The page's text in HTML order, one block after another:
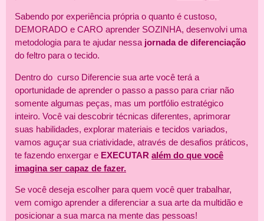
Sabendo por experiência própria o quanto é custoso,
DEMORADO e CARO aprender SOZINHA, desenvolvi uma
metodologia para te ajudar nessa jornada de diferenciação
do feltro para o tecido.
Dentro do curso Diferencie sua arte você terá a
oportunidade de aprender o passo a passo para criar não
somente algumas peças, mas um portfólio estratégico
inteiro. Você vai descobrir técnicas diferentes, aprimorar
suas habilidades, explorar materiais e tecidos variados,
vamos aguçar sua criatividade, através de desafios práticos,
te fazendo enxergar e EXECUTAR além do que você
imagina ser capaz de fazer.
Se você deseja escolher para quem você quer trabalhar,
vem comigo aprender a diferenciar a sua arte da multidão e
posicionar a sua marca na mente das pessoas!